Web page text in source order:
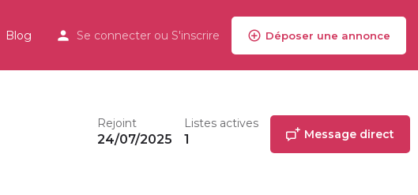
Blog Se connecter ou S'inscrire Déposer une annonce
Rejoint
24/07/2025
Listes actives
1 Message direct